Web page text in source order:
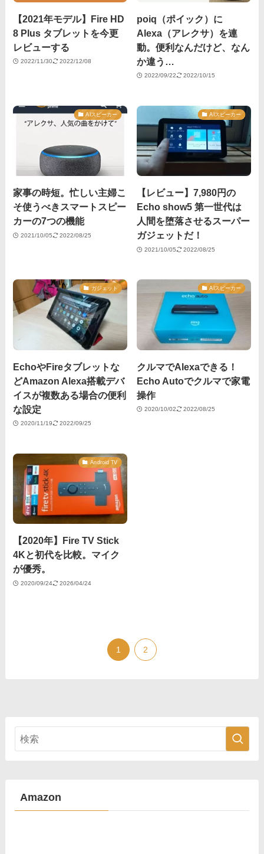
【2021年モデル】Fire HD
8 Plus タブレットを今更
レビューする
2022/11/30 2022/12/08
poiq（ポイック）に
Alexa（アレクサ）を連
動。便利なんだけど、なん
か違う…
2022/09/22 2022/10/15
AIスピーカー
家事の時短。忙しい主婦こ
そ使うべきスマートスピー
カーの7つの機能
2021/10/05 2022/08/25
AIスピーカー
【レビュー】7,980円の
Echo show5 第一世代は
人間を堕落させるスーパー
ガジェットだ！
2021/10/05 2022/08/25
ガジェット
EchoやFireタブレットな
どAmazon Alexa搭載デバ
イスが複数ある場合の便利
な設定
2020/11/19 2022/09/25
AIスピーカー
クルマでAlexaできる！
Echo Autoでクルマで家電
操作
2020/10/02 2022/08/25
Android TV
【2020年】Fire TV Stick
4Kと初代を比較。マイク
が優秀。
2020/09/24 2026/04/24
1 2
Amazon